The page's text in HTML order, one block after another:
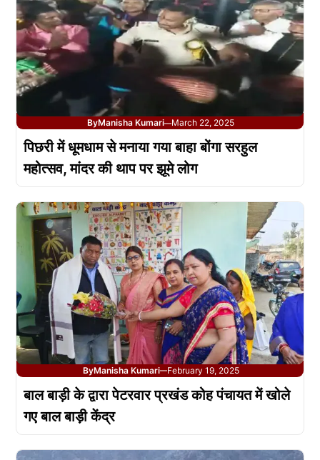
ByManisha Kumari—March 22, 2025
पिछरी में धूमधाम से मनाया गया बाहा बोंगा सरहुल
महोत्सव, मांदर की थाप पर झूमे लोग
ByManisha Kumari—February 19, 2025
बाल बाड़ी के द्वारा पेटरवार प्रखंड कोह पंचायत में खोले
गए बाल बाड़ी केंद्र